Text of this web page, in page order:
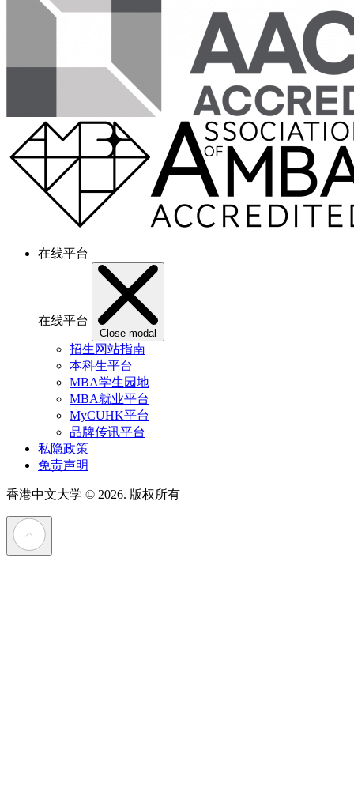
在线平台
在线平台
Close modal
招生网站指南
本科生平台
MBA学生园地
MBA就业平台
MyCUHK平台
品牌传讯平台
私隐政策
免责声明
香港中文大学 © 2026. 版权所有